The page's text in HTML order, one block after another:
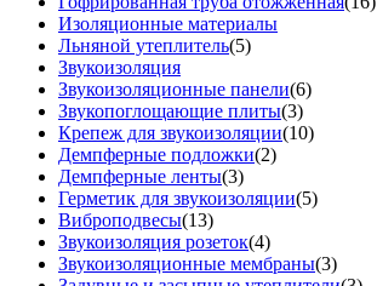
Изоляционные материалы
Льняной утеплитель(5)
Звукоизоляция
Звукоизоляционные панели(6)
Звукопоглощающие плиты(3)
Крепеж для звукоизоляции(10)
Демпферные подложки(2)
Демпферные ленты(3)
Герметик для звукоизоляции(5)
Виброподвесы(13)
Звукоизоляция розеток(4)
Звукоизоляционные мембраны(3)